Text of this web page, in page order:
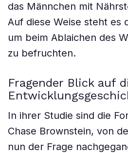
das Männchen mit
Auf diese Weise steht es
um beim Ablaichen des
zu befruchten.
Fragender Blick auf
In ihrer Studie sind die
Chase Brownstein, von
nun der Frage